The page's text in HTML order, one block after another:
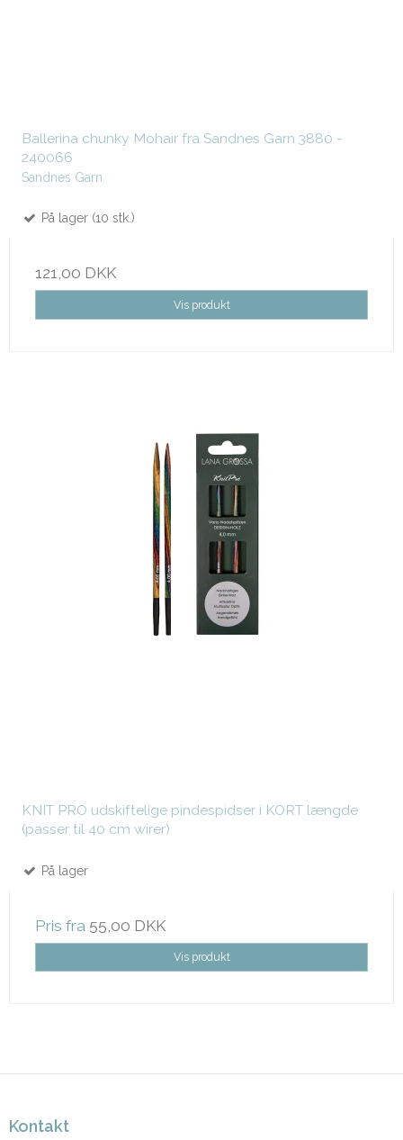
Ballerina chunky Mohair fra Sandnes Garn 3880 -
240066
Sandnes Garn
På lager (10 stk.)
121,00 DKK
Vis produkt
KNIT PRO udskiftelige pindespidser i KORT længde
(passer til 40 cm wirer)
På lager
Pris fra 55,00 DKK
Vis produkt
Kontakt